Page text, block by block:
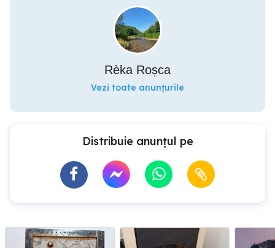
Rèka Roșca
Vezi toate anunțurile
Distribuie anunțul pe